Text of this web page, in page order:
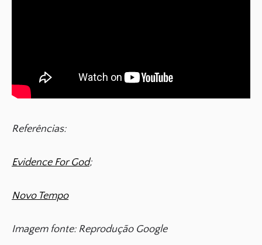
Referências:
Evidence For God;
Novo Tempo
Imagem fonte: Reprodução Google